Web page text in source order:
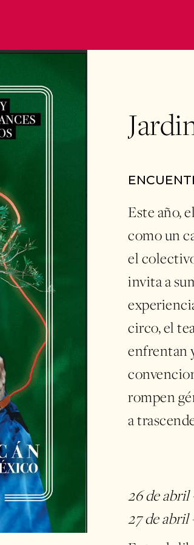
Este año,
como un
el
invita a
circo, el
enfrentan
rompen
a
26 de abril
27 de abril